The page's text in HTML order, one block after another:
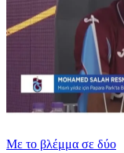
Με το βλέμμα σε δύο